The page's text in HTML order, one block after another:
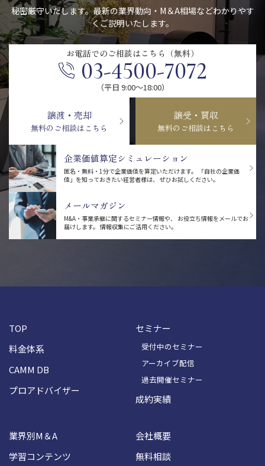
秘密厳守いたします。最新の業界動向・M＆A相場などわかりやす
くご説明いたします。
お電話での ご相談はこちら（無料）
03-4500-7072
（平日 9:00〜18:00）
譲渡・売却
無料のご相談はこちら
譲受・買収
無料のご相談はこちら
企業価値算定シミュレーション
匿名・無料・1分で企業価値を算定いただけます。
「自社の企業価
値」を知っておきたい経営者様は、 ぜひお試しください。
メールマガジン
M&A・事業承継に関するセミナー情報や、
お役立ち情報をメールでお
届けします。 情報収集にご活用ください。
TOP
料金体系
CAMM DB
プロアドバイザー
セミナー
受付中のセミナー
アーカイブ配信
過去開催セミナー
成約実績
業界別M＆A
学習コンテンツ
会社概要
無料相談